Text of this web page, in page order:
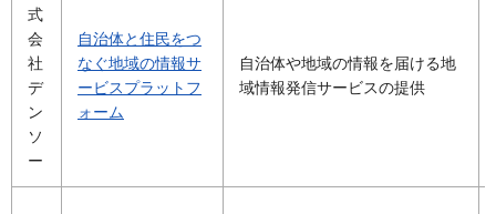
式
会
社
デ
ン
ソ
ー
自治体と住民をつ
なぐ地域の情報サ
ービスプラットフ
ォーム
自治体や地域の情報を届ける地
域情報発信サービスの提供